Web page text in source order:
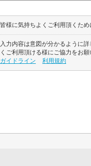
皆様に気持ちよくご利用頂くため
入力内容は意図が分かるように
くご利用頂ける様にご協力をお願
ガイドライン
利用規約